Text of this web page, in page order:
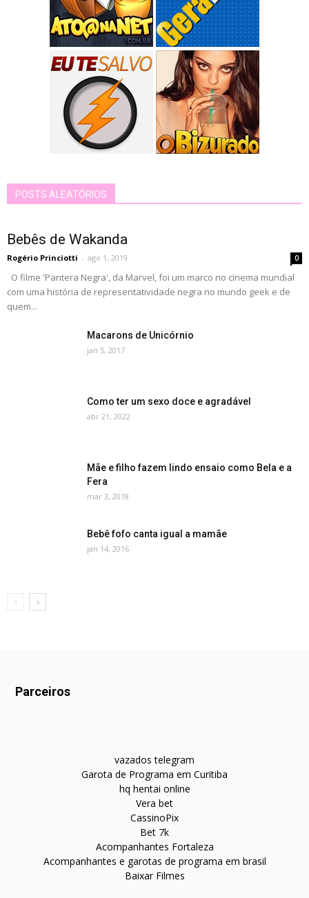
POSTS ALEATÓRIOS
Bebês de Wakanda
Rogério Princiotti - ago 1, 2019 0
O filme 'Pantera Negra', da Marvel, foi um marco no cinema mundial
com uma história de representatividade negra no mundo geek e de
quem...
Macarons de Unicórnio
jan 5, 2017
Como ter um sexo doce e agradável
abr 21, 2022
Mãe e filho fazem lindo ensaio como Bela e a
Fera
mar 3, 2018
Bebê fofo canta igual a mamãe
jan 14, 2016
Parceiros
vazados telegram
Garota de Programa em Curitiba
hq hentai online
Vera bet
CassinoPix
Bet 7k
Acompanhantes Fortaleza
Acompanhantes e garotas de programa em brasil
Baixar Filmes